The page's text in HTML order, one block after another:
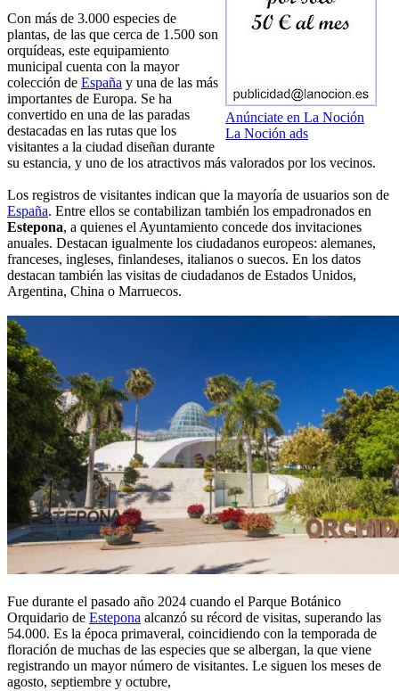
Anúnciate en La Noción
La Noción ads
Con más de 3.000 especies de
plantas, de las que cerca de 1.500 son
orquídeas, este equipamiento
municipal cuenta con la mayor
colección de España y una de las más
importantes de Europa. Se ha
convertido en una de las paradas
destacadas en las rutas que los
visitantes a la ciudad diseñan durante
su estancia, y uno de los atractivos más valorados por los vecinos.
Los registros de visitantes indican que la mayoría de usuarios son de
España. Entre ellos se contabilizan también los empadronados en
Estepona, a quienes el Ayuntamiento concede dos invitaciones
anuales. Destacan igualmente los ciudadanos europeos: alemanes,
franceses, ingleses, finlandeses, italianos o suecos. En los datos
destacan también las visitas de ciudadanos de Estados Unidos,
Argentina, China o Marruecos.
Fue durante el pasado año 2024 cuando el Parque Botánico
Orquidario de Estepona alcanzó su récord de visitas, superando las
54.000. Es la época primaveral, coincidiendo con la temporada de
floración de muchas de las especies que se albergan, la que viene
registrando un mayor número de visitantes. Le siguen los meses de
agosto, septiembre y octubre,